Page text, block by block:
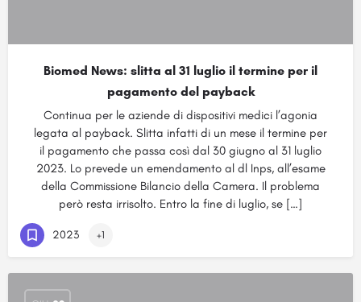
Biomed News: slitta al 31 luglio il termine per il
pagamento del payback
Continua per le aziende di dispositivi medici l’agonia
legata al payback. Slitta infatti di un mese il termine per
il pagamento che passa così dal 30 giugno al 31 luglio
2023. Lo prevede un emendamento al dl Inps, all’esame
della Commissione Bilancio della Camera. Il problema
però resta irrisolto. Entro la fine di luglio, se […]
2023 +1